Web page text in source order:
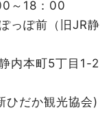
～18：00
っぽ前（旧JR静
内本町5丁目1-2
だか観光協会)